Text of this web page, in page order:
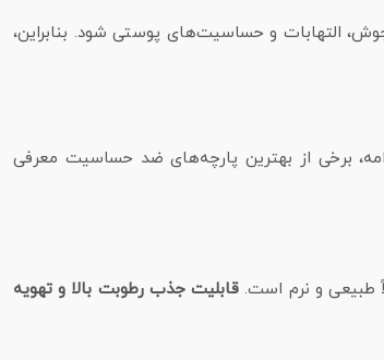
التهابات و حساسیت‌های پوستی شود. بنابراین،
برخی از بهترین پارچه‌های ضد حساسیت معرفی
طبیعی و نرم است. قابلیت جذب رطوبت بالا و تهویه